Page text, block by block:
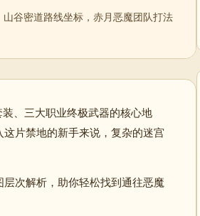
谷密道路线坐标，赤月恶魔团队打法
、三大职业终极武器的核心地
片禁地的新手来说，复杂的迷宫
次解析，助你轻松找到通往恶魔